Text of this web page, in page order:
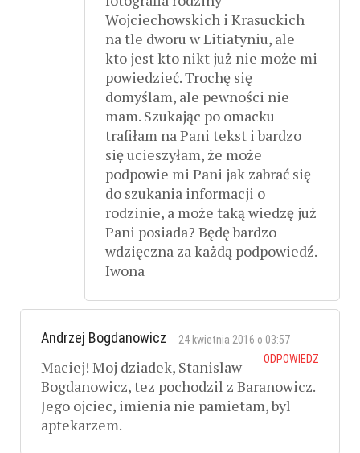
Wojciechowskich i Krasuckich
na tle dworu w Litiatyniu, ale
kto jest kto nikt już nie może mi
powiedzieć. Trochę się
domyślam, ale pewności nie
mam. Szukając po omacku
trafiłam na Pani tekst i bardzo
się ucieszyłam, że może
podpowie mi Pani jak zabrać się
do szukania informacji o
rodzinie, a może taką wiedzę już
Pani posiada? Będę bardzo
wdzięczna za każdą podpowiedź.
Iwona
Andrzej Bogdanowicz
24 kwietnia 2016 o 03:57
ODPOWIEDZ
Maciej! Moj dziadek, Stanislaw
Bogdanowicz, tez pochodzil z Baranowicz.
Jego ojciec, imienia nie pamietam, byl
aptekarzem.